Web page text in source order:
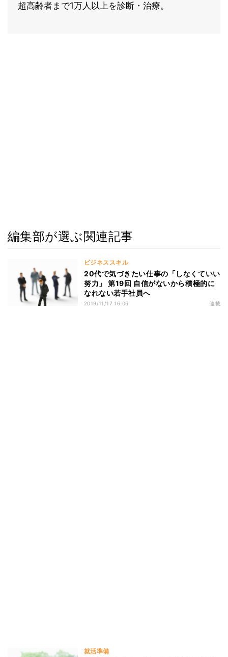
超高齢者まで1万人以上を診断・治療。
編集部が選ぶ関連記事
ビジネススキル
20代で気づきたい仕事の「しなくていい
努力」 第19回 自信がないから積極的に
なれない若手社員へ
2019/11/17 16:06 連載
就活準備